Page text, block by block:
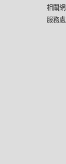
相關
服務